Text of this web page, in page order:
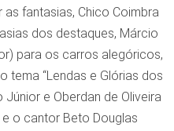
fantasias, Chico Coimbra
dos destaques, Márcio
para os carros alegóricos,
tema “Lendas e Glórias dos
e Oberdan de Oliveira
o cantor Beto Douglas